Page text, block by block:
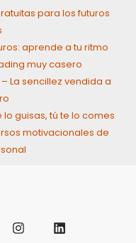
para los futuros
aprende a tu ritmo
muy casero
La sencillez vendida a
lo guisas, tú te lo comes
motivacionales de